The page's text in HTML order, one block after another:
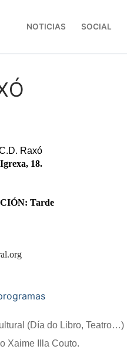
NOTICIAS SOCIAL
Raxó
18.
Tarde
(Día do Libro, Teatro…)
Xaime Illa Couto.